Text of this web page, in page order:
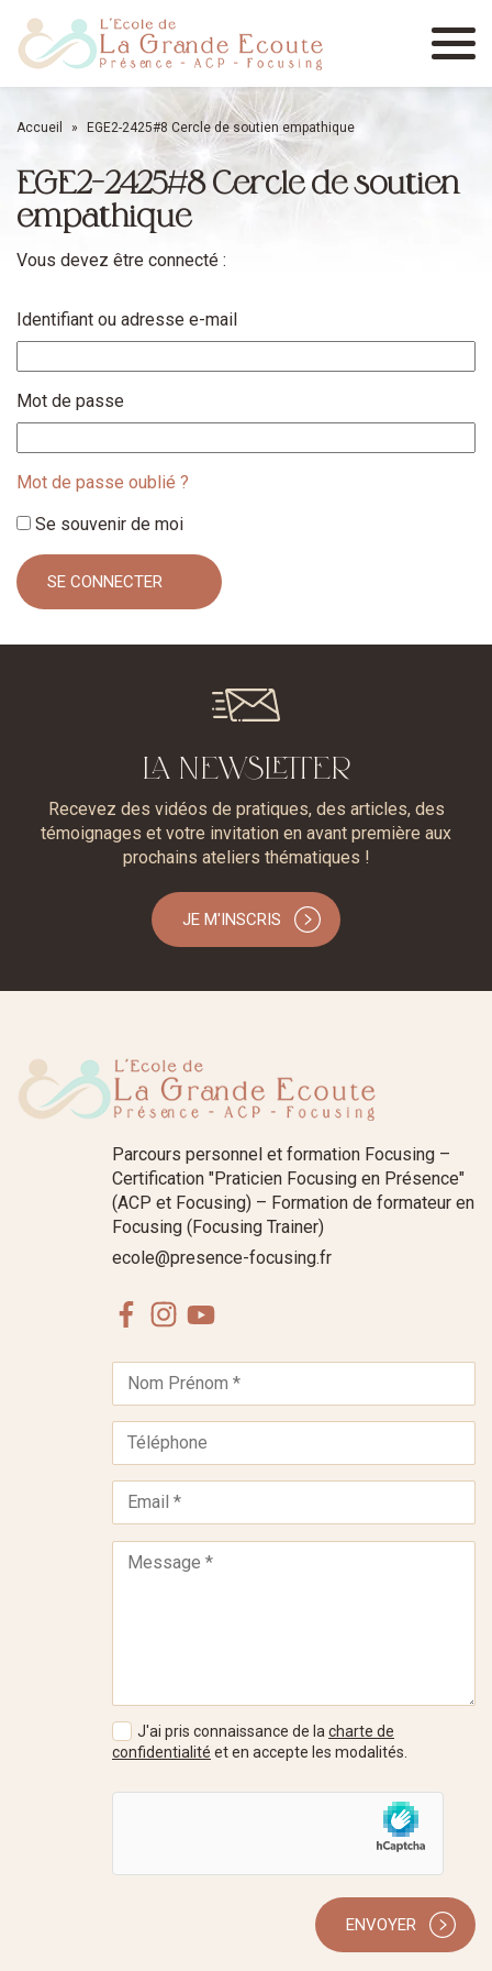
Menu
Accueil » EGE2-2425#8 Cercle de soutien empathique
EGE2-2425#8 Cercle de soutien
empathique
Vous devez être connecté :
Identifiant ou adresse e-mail
Mot de passe
Mot de passe oublié ?
Se souvenir de moi
LA NEWSLETTER
Recevez des vidéos de pratiques, des articles, des
témoignages et votre invitation en avant première aux
prochains ateliers thématiques !
JE M'INSCRIS
Parcours personnel et formation Focusing –
Certification "Praticien Focusing en Présence"
(ACP et Focusing) – Formation de formateur en
Focusing (Focusing Trainer)
ecole@presence-focusing.fr
FacebookInstagram
J'ai pris connaissance de lacharte de
confidentialité et en accepte les modalités.
ENVOYER